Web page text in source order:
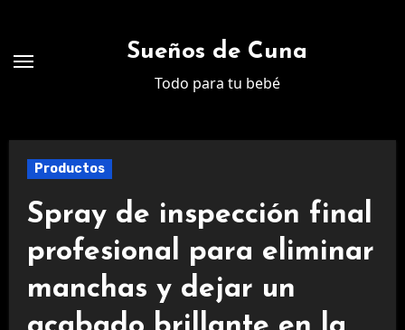
contenido
Sueños de Cuna
Todo para tu bebé
Productos
Spray de inspección final
profesional para eliminar
manchas y dejar un